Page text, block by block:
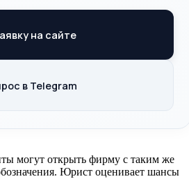
на сайте
в Telegram
могут открыть фирму с таким же
Юрист оценивает шансы